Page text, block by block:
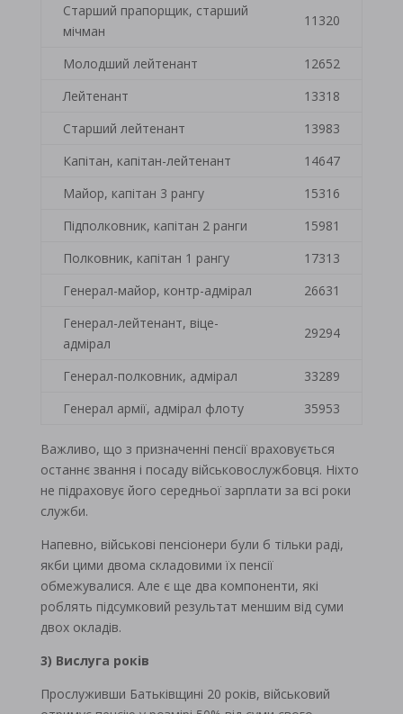
Старший прапорщик, старший
мічман
11320
Молодший лейтенант
12652
Лейтенант
13318
Старший лейтенант
13983
Капітан, капітан-лейтенант
14647
Майор, капітан 3 рангу
15316
Підполковник, капітан 2 ранги
15981
Полковник, капітан 1 рангу
17313
Генерал-майор, контр-адмірал
26631
Генерал-лейтенант, віце-
адмірал
29294
Генерал-полковник, адмірал
33289
Генерал армії, адмірал флоту
35953
Важливо, що з призначенні пенсії враховується
останнє звання і посаду військовослужбовця. Ніхто
не підраховує його середньої зарплати за всі роки
служби.
Напевно, військові пенсіонери були б тільки раді,
якби цими двома складовими їх пенсії
обмежувалися. Але є ще два компоненти, які
роблять підсумковий результат меншим від суми
двох окладів.
3) Вислуга років
Прослуживши Батьківщині 20 років, військовий